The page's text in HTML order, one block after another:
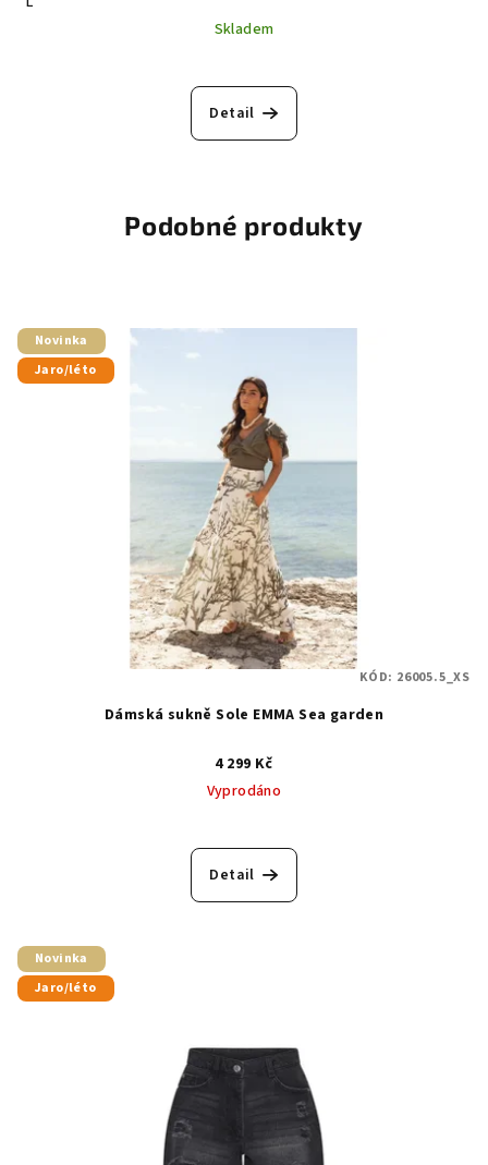
Skladem
Detail
Podobné produkty
Novinka
Jaro/léto
Dámská sukně Sole EMMA Sea garden
4 299 Kč
Vyprodáno
Detail
KÓD: 26005.5_XS
Novinka
Jaro/léto